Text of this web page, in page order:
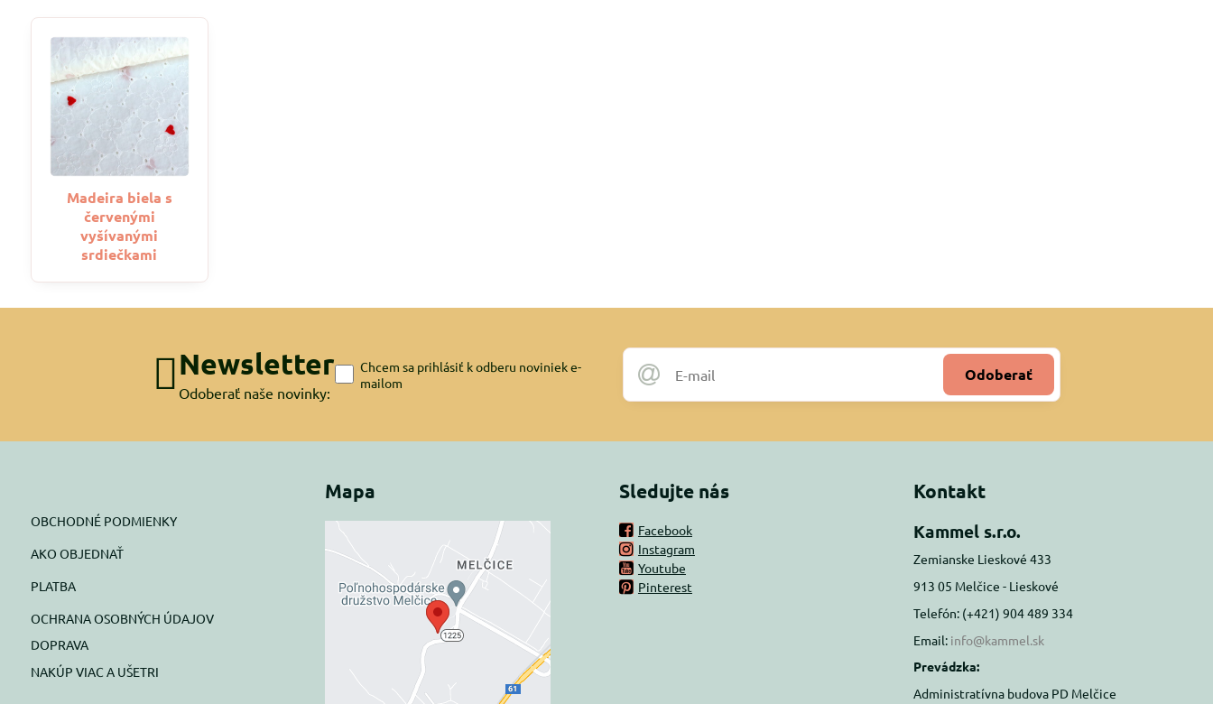
Madeira biela s
červenými
vyšívanými
srdiečkami
Newsletter
Odoberať naše novinky:
Odoberať
Chcem sa prihlásiť k odberu noviniek e-
mailom
OBCHODNÉ PODMIENKY
AKO OBJEDNAŤ
PLATBA
OCHRANA OSOBNÝCH ÚDAJOV
DOPRAVA
NAKÚP VIAC A UŠETRI
Mapa
Externý obsah je
blokovaný Voľbami
súkromia
Prajete si načítať externý obsah?
Povoliť tentokrát
Sledujte nás
Facebook
Instagram
Youtube
Pinterest
Kontakt
Kammel s.r.o.
Zemianske Lieskové 433
913 05 Melčice - Lieskové
Telefón: (+421) 904 489 334
Email: info@kammel.sk
Prevádzka:
Administratívna budova PD Melčice